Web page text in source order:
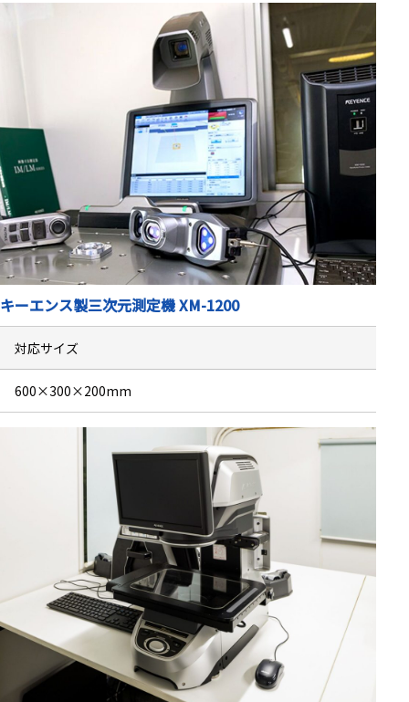
キーエンス製三次元測定機 XM-1200
対応サイズ
600×300×200mm